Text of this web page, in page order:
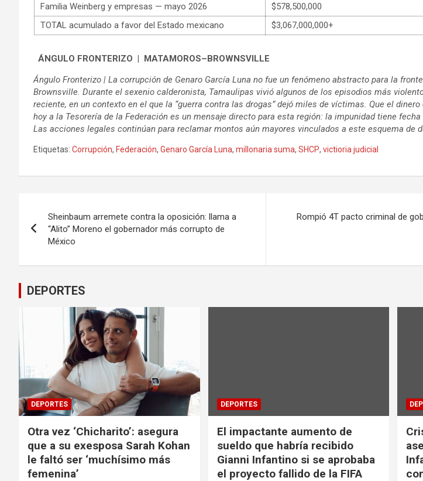
Familia Weinberg y empresas — mayo 2026
$578,500,000
TOTAL acumulado a favor del Estado mexicano
$3,067,000,000+
ÁNGULO FRONTERIZO | MATAMOROS–BROWNSVILLE
Ángulo Fronterizo | La corrupción de Genaro García Luna no fue un fenómeno abstracto para la
Brownsville. Durante el sexenio calderonista, Tamaulipas vivió algunos de los episodios más
reciente, en un contexto en el que la “guerra contra las drogas” dejó miles de víctimas. Que el dinero
hoy a la Tesorería de la Federación es un mensaje directo para esta región: la impunidad tiene
Las acciones legales continúan para reclamar montos aún mayores vinculados a este esquema de
Etiquetas: Corrupción, Federación, Genaro García Luna, millonaria suma, SHCP, victioria judicial
de
Sheinbaum arremete contra la oposición: llama a
“Alito” Moreno el gobernador más corrupto de
México
Rompió 4T pacto criminal de
DEPORTES
DEPORTES
Otra vez ‘Chicharito’: asegura
que a su exesposa Sarah Kohan
le faltó ser ‘muchísimo más
femenina’
DEPORTES
El impactante aumento de
sueldo que habría recibido
Gianni Infantino si se aprobaba
el proyecto fallido de la FIFA